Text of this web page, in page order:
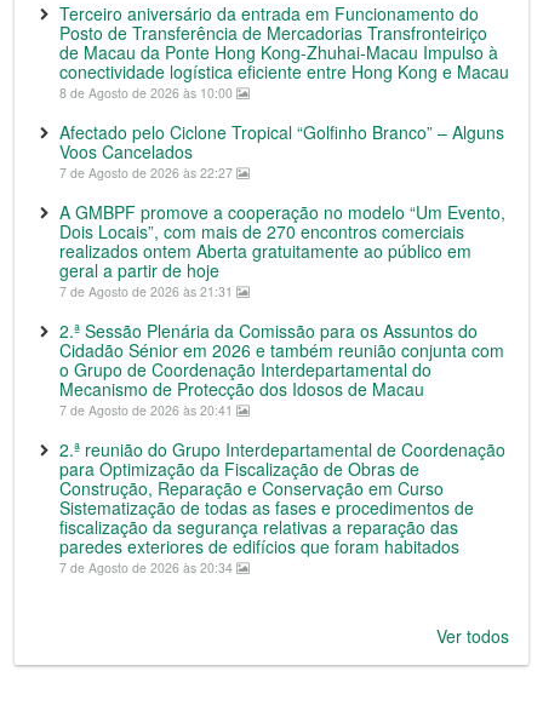
Terceiro aniversário da entrada em Funcionamento do
Posto de Transferência de Mercadorias Transfronteiriço
de Macau da Ponte Hong Kong-Zhuhai-Macau Impulso à
conectividade logística eficiente entre Hong Kong e Macau
8 de Agosto de 2026 às 10:00
Afectado pelo Ciclone Tropical “Golfinho Branco” – Alguns
Voos Cancelados
7 de Agosto de 2026 às 22:27
A GMBPF promove a cooperação no modelo “Um Evento,
Dois Locais”, com mais de 270 encontros comerciais
realizados ontem Aberta gratuitamente ao público em
geral a partir de hoje
7 de Agosto de 2026 às 21:31
2.ª Sessão Plenária da Comissão para os Assuntos do
Cidadão Sénior em 2026 e também reunião conjunta com
o Grupo de Coordenação Interdepartamental do
Mecanismo de Protecção dos Idosos de Macau
7 de Agosto de 2026 às 20:41
2.ª reunião do Grupo Interdepartamental de Coordenação
para Optimização da Fiscalização de Obras de
Construção, Reparação e Conservação em Curso
Sistematização de todas as fases e procedimentos de
fiscalização da segurança relativas a reparação das
paredes exteriores de edifícios que foram habitados
7 de Agosto de 2026 às 20:34
Ver todos